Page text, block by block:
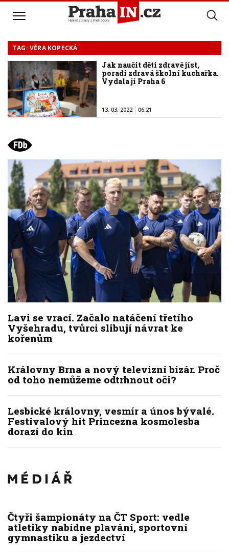
TAG: VĚRA KOPECKÁ
Jak naučit děti zdravě jíst,
poradí zdravá školní kuchařka.
Vydala ji Praha 6
13. 03. 2022 06:21
Lavi se vrací. Začalo natáčení třetího
Vyšehradu, tvůrci slibují návrat ke
kořenům
Královny Brna a nový televizní bizár. Proč
od toho nemůžeme odtrhnout oči?
Lesbické královny, vesmír a únos bývalé.
Festivalový hit Princezna kosmolesba
dorazí do kin
Čtyři šampionáty na ČT Sport: vedle
atletiky nabídne plavání, sportovní
gymnastiku a jezdectví